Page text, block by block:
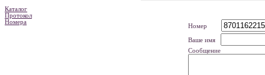
Каталог
Протокол
Номера
Номер
Ваше имя
Сообщение